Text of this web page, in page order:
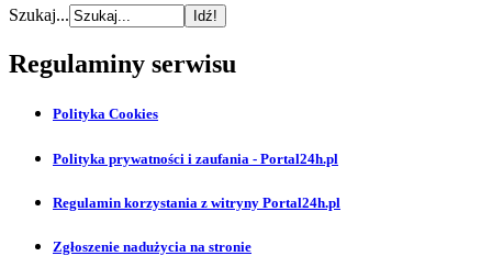
Szukaj...
Regulaminy serwisu
Polityka Cookies
Polityka prywatności i zaufania - Portal24h.pl
Regulamin korzystania z witryny Portal24h.pl
Zgłoszenie nadużycia na stronie